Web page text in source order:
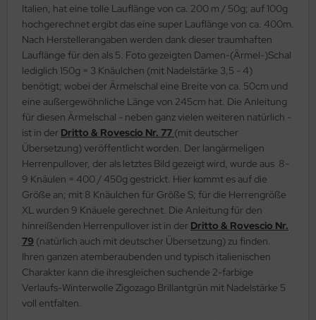
Italien, hat eine tolle Lauflänge von ca. 200 m / 50g; auf 100g
hochgerechnet ergibt das eine super Lauflänge von ca. 400m.
Nach Herstellerangaben werden dank dieser traumhaften
Lauflänge für den als 5. Foto gezeigten Damen-(Ärmel-)Schal
lediglich 150g = 3 Knäulchen (mit Nadelstärke 3,5 - 4)
benötigt; wobei der Ärmelschal eine Breite von ca. 50cm und
eine außergewöhnliche Länge von 245cm hat. Die Anleitung
für diesen Ärmelschal - neben ganz vielen weiteren natürlich -
ist in der Dritto & Rovescio Nr. 77 (mit deutscher
Übersetzung) veröffentlicht worden. Der langärmeligen
Herrenpullover, der als letztes Bild gezeigt wird, wurde aus 8-
9 Knäulen = 400 / 450g gestrickt. Hier kommt es auf die
Größe an; mit 8 Knäulchen für Größe S; für die Herrengröße
XL wurden 9 Knäuele gerechnet. Die Anleitung für den
hinreißenden Herrenpullover ist in der Dritto & Rovescio Nr.
79 (natürlich auch mit deutscher Übersetzung) zu finden.
Ihren ganzen atemberaubenden und typisch italienischen
Charakter kann die ihresgleichen suchende 2-farbige
Verlaufs-Winterwolle Zigozago Brillantgrün mit Nadelstärke 5
voll entfalten.